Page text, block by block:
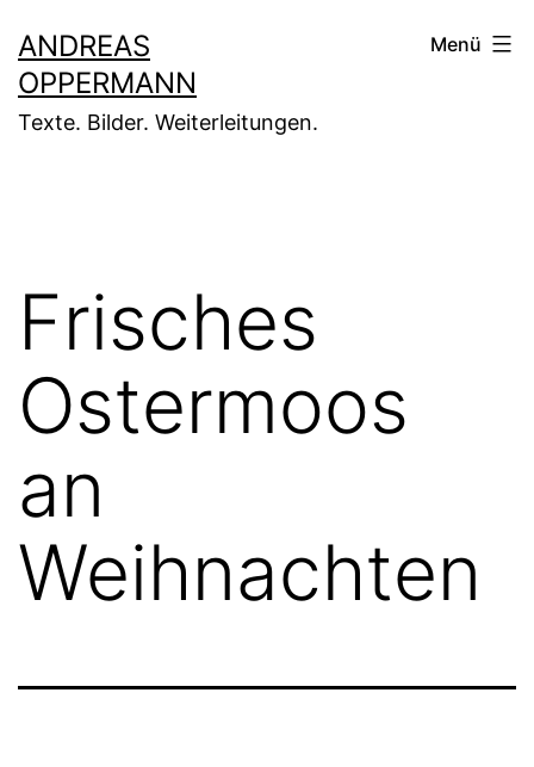
Inhalt
springen
ANDREAS
OPPERMANN
Texte. Bilder. Weiterleitungen.
Menü
Frisches
Ostermoos
an
Weihnachten